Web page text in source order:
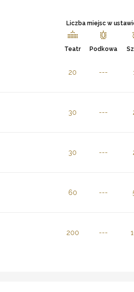
Liczba miejsc w
Teatr Podkowa
20 ---
30 ---
30 ---
60 ---
200 ---